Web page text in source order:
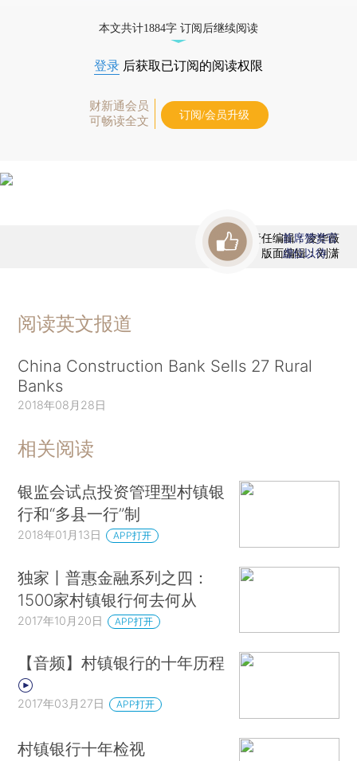
本文共计1884字 订阅后继续阅读
登录 后获取已订阅的阅读权限
财新通会员
可畅读全文
订阅/会员升级
责任编辑：凌华薇
版面编辑：刘潇
首席赞赏官
虚位以待
阅读英文报道
China Construction Bank Sells 27 Rural
Banks
2018年08月28日
相关阅读
银监会试点投资管理型村镇银
行和“多县一行”制
2018年01月13日 APP打开
独家丨普惠金融系列之四：
1500家村镇银行何去何从
2017年10月20日 APP打开
【音频】村镇银行的十年历程
2017年03月27日 APP打开
村镇银行十年检视